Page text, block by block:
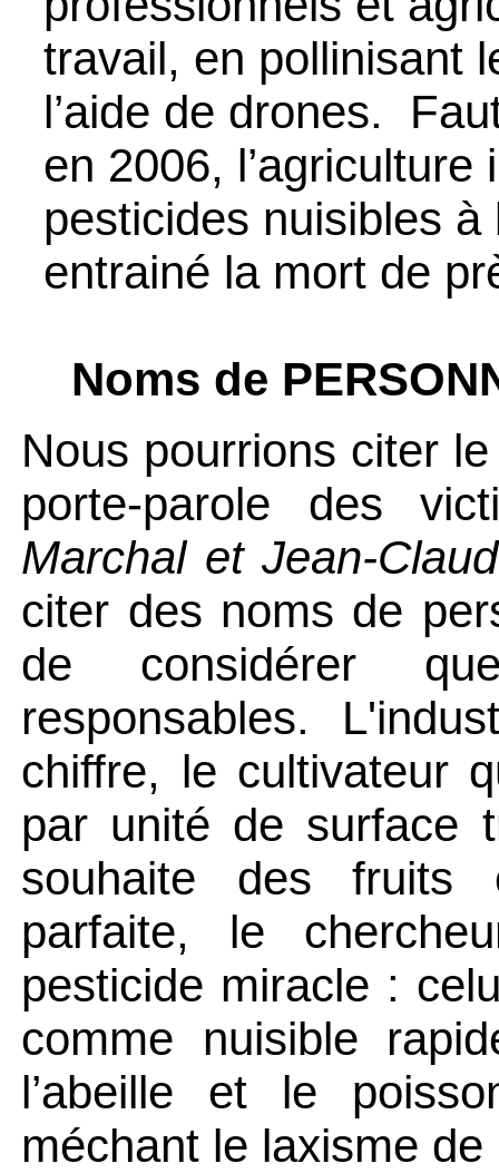
travail, en pollinisant
l’aide de drones.
en 2006, l’agriculture
pesticides nuisibles
entrainé la mort de
Noms de
Nous pourrions citer
porte-parole des
Marchal et Jean-
citer des noms de
de considérer
responsables.
chiffre, le cultivateur
par unité de surface
souhaite des fruits
parfaite, le
pesticide miracle :
comme nuisible
l’abeille et le
méchant le laxisme